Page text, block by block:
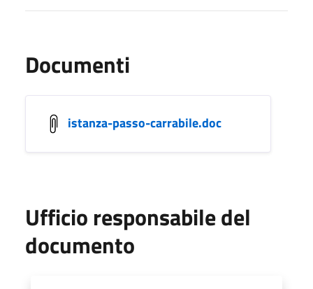
Documenti
istanza-passo-carrabile.doc
Ufficio responsabile del
documento